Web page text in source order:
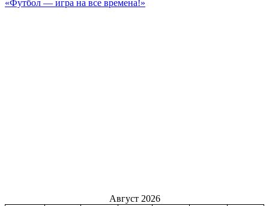
«Футбол — игра на все времена!»
Август 2026